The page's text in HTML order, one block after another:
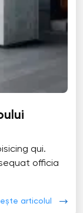
qui.
officia
articolul